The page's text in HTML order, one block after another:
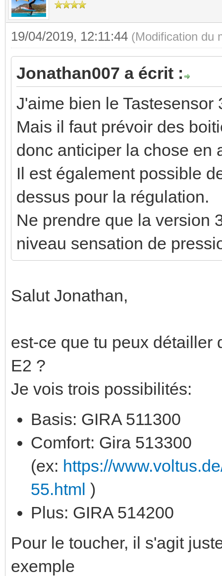
19/04/2019, 12:11:44 (Modification du
Jonathan007 a écrit :
J'aime bien le Tastesensor
Mais il faut prévoir des
donc anticiper la chose en
Il est également possible
dessus pour la régulation.
Ne prendre que la version
niveau sensation de
Salut Jonathan,
est-ce que tu peux détailler
E2 ?
Je vois trois possibilités:
Basis: GIRA 511300
Comfort: Gira 513300
(ex: https://
55.html )
Plus: GIRA 514200
Pour le toucher, il s'agit
exemple